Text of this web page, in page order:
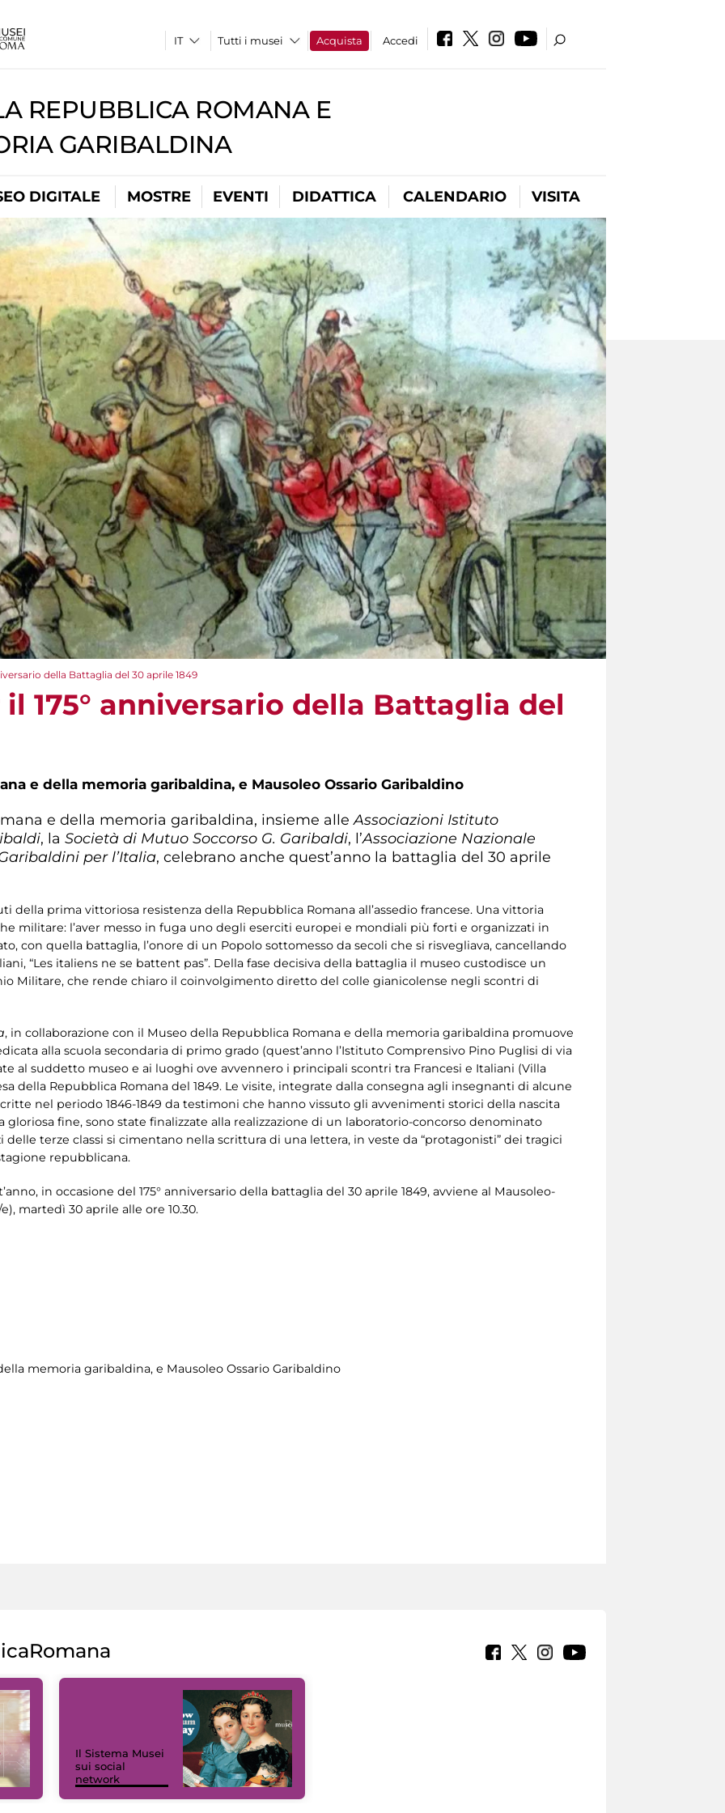
Tutti i musei Acquista Accedi
REPUBBLICA ROMANA E
GARIBALDINA
DIGITALE MOSTRE EVENTI DIDATTICA CALENDARIO VISITA
della Battaglia del 30 aprile 1849
175° anniversario della Battaglia del
e della memoria garibaldina, e Mausoleo Ossario Garibaldino
e della memoria garibaldina, insieme alle Associazioni Istituto
, la Società di Mutuo Soccorso G. Garibaldi, l’Associazione Nazionale
per l’Italia, celebrano anche quest’anno la battaglia del 30 aprile
della prima vittoriosa resistenza della Repubblica Romana all’assedio francese. Una vittoria
militare: l’aver messo in fuga uno degli eserciti europei e mondiali più forti e organizzati in
con quella battaglia, l’onore di un Popolo sottomesso da secoli che si risvegliava, cancellando
“Les italiens ne se battent pas”. Della fase decisiva della battaglia il museo custodisce un
Militare, che rende chiaro il coinvolgimento diretto del colle gianicolense negli scontri di
, in collaborazione con il Museo della Repubblica Romana e della memoria garibaldina promuove
alla scuola secondaria di primo grado (quest’anno l’Istituto Comprensivo Pino Puglisi di via
al suddetto museo e ai luoghi ove avvennero i principali scontri tra Francesi e Italiani (Villa
della Repubblica Romana del 1849. Le visite, integrate dalla consegna agli insegnanti di alcune
nel periodo 1846-1849 da testimoni che hanno vissuto gli avvenimenti storici della nascita
gloriosa fine, sono state finalizzate alla realizzazione di un laboratorio-concorso denominato
delle terze classi si cimentano nella scrittura di una lettera, in veste da “protagonisti” dei tragici
repubblicana.
in occasione del 175° anniversario della battaglia del 30 aprile 1849, avviene al Mausoleo-
martedì 30 aprile alle ore 10.30.
memoria garibaldina, e Mausoleo Ossario Garibaldino
Il Sistema Musei
sui social
network